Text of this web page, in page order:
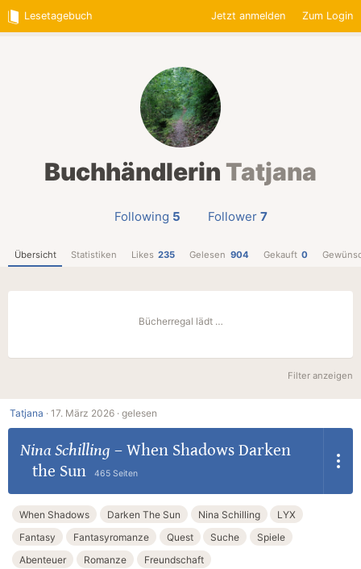
Lesetagebuch Jetzt anmelden Zum Login
Buchhändlerin Tatjana
Following 5 Follower 7
Übersicht Statistiken Likes 235 Gelesen 904 Gekauft 0
Bücherregal lädt …
Filter anzeigen
Tatjana · 17. März 2026 · gelesen
Nina Schilling – When Shadows Darken
the Sun
465 Seiten
When Shadows Darken The Sun Nina Schilling
LYX
Fantasy
Fantasyromanze Quest Suche
Spiele
Abenteuer
Romanze Freundschaft